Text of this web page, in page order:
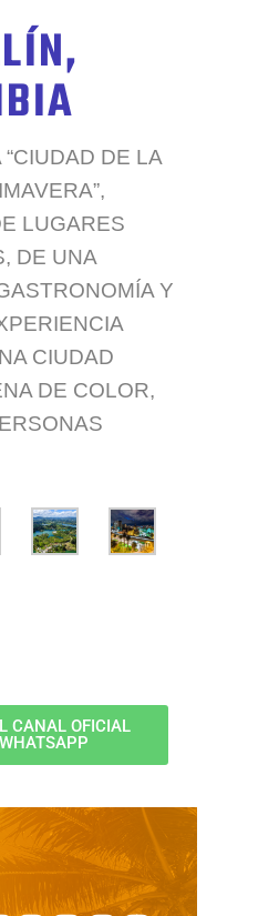
DE LA
LUGARES
DE UNA
Y
CIUDAD
DE COLOR,
CANAL OFICIAL